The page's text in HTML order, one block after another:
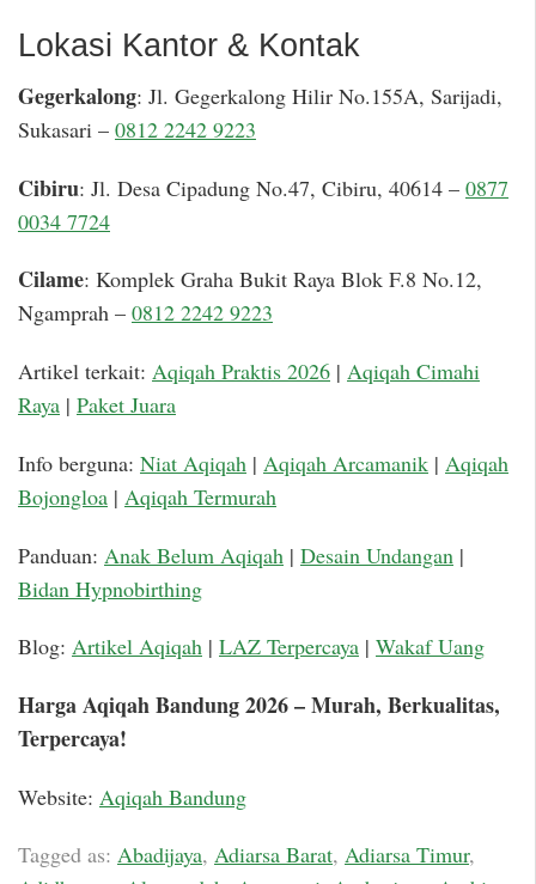
Lokasi Kantor & Kontak
Gegerkalong: Jl. Gegerkalong Hilir No.155A, Sarijadi,
Sukasari – 0812 2242 9223
Cibiru: Jl. Desa Cipadung No.47, Cibiru, 40614 – 0877
0034 7724
Cilame: Komplek Graha Bukit Raya Blok F.8 No.12,
Ngamprah – 0812 2242 9223
Artikel terkait: Aqiqah Praktis 2026 | Aqiqah Cimahi
Raya | Paket Juara
Info berguna: Niat Aqiqah | Aqiqah Arcamanik | Aqiqah
Bojongloa | Aqiqah Termurah
Panduan: Anak Belum Aqiqah | Desain Undangan |
Bidan Hypnobirthing
Blog: Artikel Aqiqah | LAZ Terpercaya | Wakaf Uang
Harga Aqiqah Bandung 2026 – Murah, Berkualitas,
Terpercaya!
Website: Aqiqah Bandung
Tagged as: Abadijaya, Adiarsa Barat, Adiarsa Timur,